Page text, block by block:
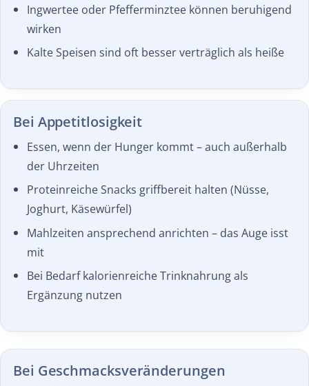
Ingwertee oder Pfefferminztee können beruhigend
wirken
Kalte Speisen sind oft besser verträglich als heiße
Bei Appetitlosigkeit
Essen, wenn der Hunger kommt – auch außerhalb
der Uhrzeiten
Proteinreiche Snacks griffbereit halten (Nüsse,
Joghurt, Käsewürfel)
Mahlzeiten ansprechend anrichten – das Auge isst
mit
Bei Bedarf kalorienreiche Trinknahrung als
Ergänzung nutzen
Bei Geschmacks­veränderungen